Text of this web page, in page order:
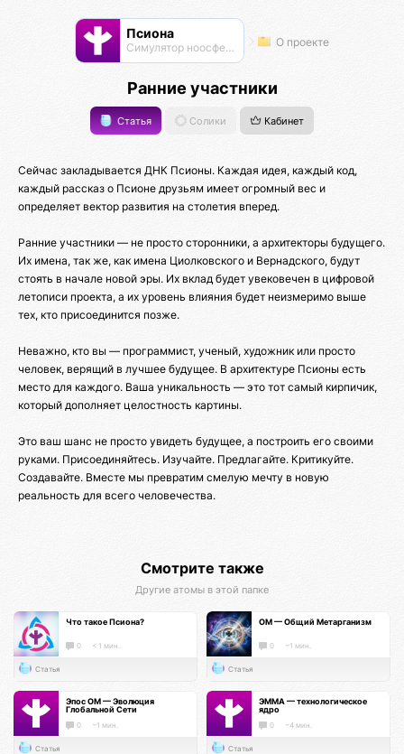
Псиона
Cимулятор ноосферы О проекте
Ранние участники
Статья Солики Кабинет
Сейчас закладывается ДНК Псионы. Каждая идея, каждый код,
каждый рассказ о Псионе друзьям имеет огромный вес и
определяет вектор развития на столетия вперед.
Ранние участники — не просто сторонники, а архитекторы будущего.
Их имена, так же, как имена Циолковского и Вернадского, будут
стоять в начале новой эры. Их вклад будет увековечен в цифровой
летописи проекта, а их уровень влияния будет неизмеримо выше
тех, кто присоединится позже.
Неважно, кто вы — программист, ученый, художник или просто
человек, верящий в лучшее будущее. В архитектуре Псионы есть
место для каждого. Ваша уникальность — это тот самый кирпичик,
который дополняет целостность картины.
Это ваш шанс не просто увидеть будущее, а построить его своими
руками. Присоединяйтесь. Изучайте. Предлагайте. Критикуйте.
Создавайте. Вместе мы превратим смелую мечту в новую
реальность для всего человечества.
Смотрите также
Другие атомы в этой папке
Что такое Псиона?
0 < 1 мин.
Статья
ОМ — Общий Метарганизм
0 ~1 мин.
Статья
Эпос ОМ — Эволюция
Глобальной Сети
0 ~1 мин.
Статья
ЭММА — технологическое
ядро
0 ~4 мин.
Статья